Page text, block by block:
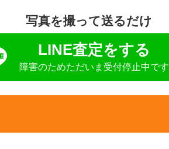
写真を撮って送るだけ
LINE査定をする
障害のためただいま受付停止中です